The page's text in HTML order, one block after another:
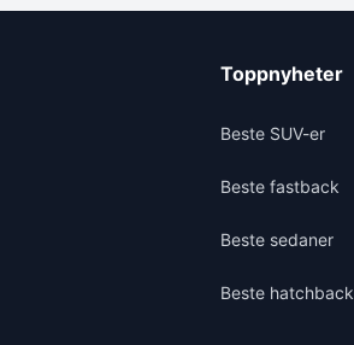
Toppnyheter
Beste SUV-er
Beste fastback
Beste sedaner
Beste hatchback